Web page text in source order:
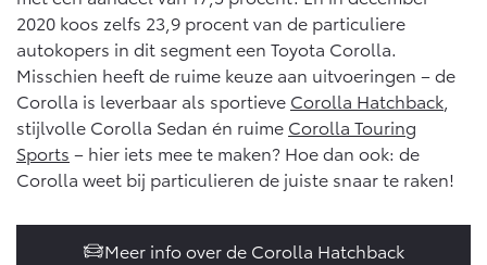
Vanaf € 37.500,- Vanaf € 55.950,-
Proace Max (excl. BTW)
OOK ALS BATTERIJ-
ELEKTRISCH
Hilux (excl. BTW)
OOK ALS BATTERIJ-
ELEKTRISCH
2020 koos zelfs 23,9 procent van de particuliere
autokopers in dit segment een Toyota Corolla.
Misschien heeft de ruime keuze aan uitvoeringen – de
Corolla is leverbaar als sportieve Corolla Hatchback
stijlvolle Corolla Sedan én ruime Corolla Touring
Sports – hier iets mee te maken? Hoe dan ook: de
Corolla weet bij particulieren de juiste snaar te raken!
Meer info over de Corolla Hatchback